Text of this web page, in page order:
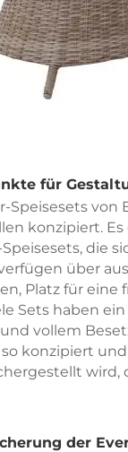
für
Speisesets von
konzipiert.
die
über
Platz für eine
Sets haben
vollem
konzipiert
wird,
der